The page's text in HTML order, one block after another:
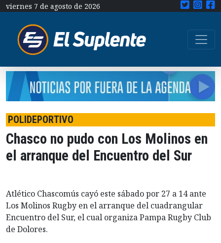
viernes 7 de agosto de 2026
POLIDEPORTIVO
Chasco no pudo con Los Molinos en
el arranque del Encuentro del Sur
Atlético Chascomús cayó este sábado por 27 a 14 ante
Los Molinos Rugby en el arranque del cuadrangular
Encuentro del Sur, el cual organiza Pampa Rugby Club
de Dolores.